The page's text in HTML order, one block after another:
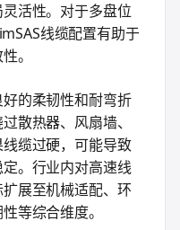
活性。对于多盘位
线缆配置有助于
。
的柔韧性和耐弯折
散热器、风扇墙、
缆过硬，可能导致
。行业内对高速线
展至机械适配、环
等综合维度。